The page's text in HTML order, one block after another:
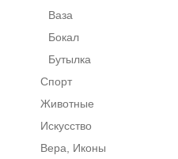
Ваза
Бокал
Бутылка
Спорт
Животные
Искусство
Вера, Иконы